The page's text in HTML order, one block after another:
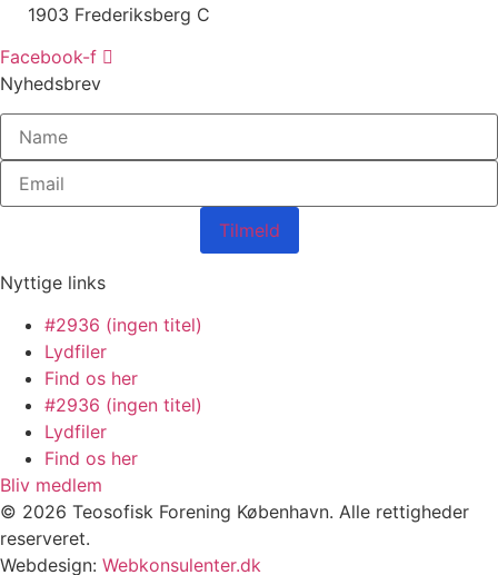
1903 Frederiksberg C
Facebook-f
Nyhedsbrev
Tilmeld
Nyttige links
#2936 (ingen titel)
Lydfiler
Find os her
#2936 (ingen titel)
Lydfiler
Find os her
Bliv medlem
© 2026 Teosofisk Forening København. Alle rettigheder
reserveret.
Webdesign: Webkonsulenter.dk